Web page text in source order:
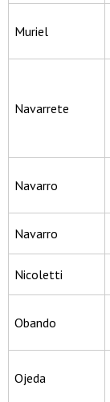
Muriel
Navarrete
Navarro
Navarro
Nicoletti
Obando
Ojeda